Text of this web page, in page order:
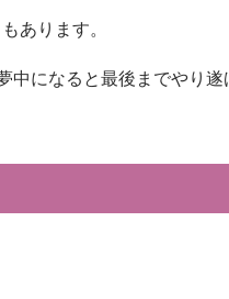
あります。
になると最後までやり遂